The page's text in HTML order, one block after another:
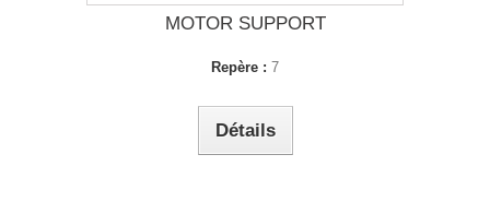
MOTOR SUPPORT
Repère : 7
Détails